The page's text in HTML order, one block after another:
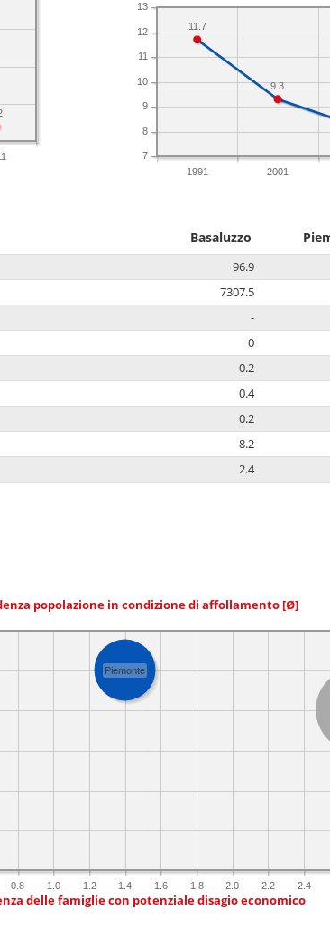
1991 2001
7
8
9
10
11
12
13
9.3
11.7
Basaluzzo
96.9
7307.5
-
0
0.2
0.4
0.2
8.2
2.4
popolazione in condizione di affollamento [Ø]
0.8 1.0 1.2 1.4 1.6 1.8 2.0 2.2 2.4
Piemonte
delle famiglie con potenziale disagio economico